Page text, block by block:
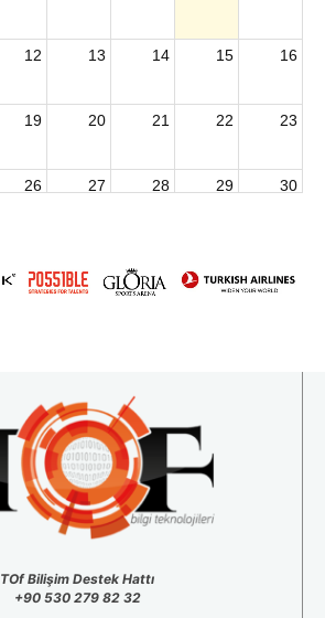
12 13 14 15 16
19 20 21 22 23
26 27 28 29 30
TOf Bilişim Destek Hattı
+90 530 279 82 32